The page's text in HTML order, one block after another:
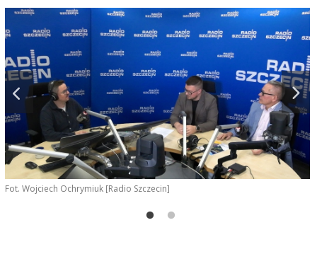
Fot. Wojciech Ochrymiuk [Radio Szczecin]